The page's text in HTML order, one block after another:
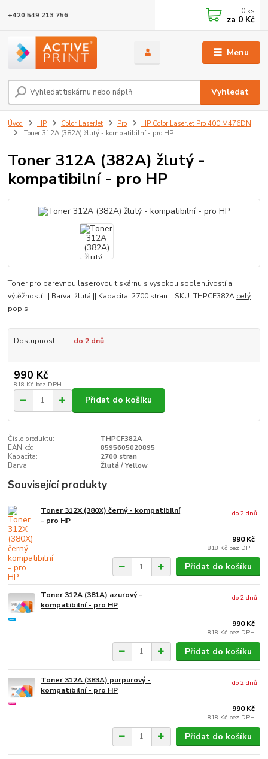
Menu
Vyhledat
+420 549 213 756 0 ks
za 0 Kč
Úvod HP Color LaserJet Pro
HP Color LaserJet Pro 400 M476DN
Toner 312A (382A) žlutý - kompatibilní - pro HP
Toner 312A (382A) žlutý -
kompatibilní - pro HP
Toner pro barevnou laserovou tiskárnu s vysokou spolehlivostí a
výtěžností. || Barva: žlutá || Kapacita: 2700 stran || SKU: THPCF382A celý
popis
Dostupnost do 2 dnů
990 Kč
818 Kč bez DPH
Přidat do košíku
Číslo produktu:
THPCF382A
EAN kód:
8595605020895
Kapacita:
2700 stran
Barva:
Žlutá / Yellow
Související produkty
Toner 312X (380X) černý - kompatibilní
- pro HP
990 Kč
818 Kč bez DPH
do 2 dnů
Přidat do košíku
Toner 312A (381A) azurový -
kompatibilní - pro HP
990 Kč
818 Kč bez DPH
do 2 dnů
Přidat do košíku
Toner 312A (383A) purpurový -
kompatibilní - pro HP
990 Kč
818 Kč bez DPH
do 2 dnů
Přidat do košíku